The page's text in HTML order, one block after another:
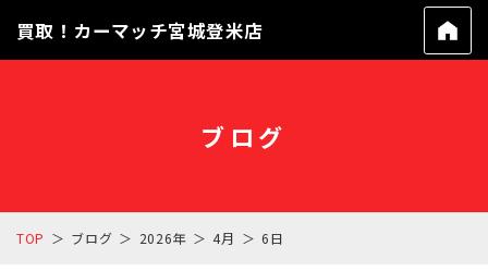
買取！カーマッチ宮城登米店
ブログ
TOP ブログ 2026年 4月 6日